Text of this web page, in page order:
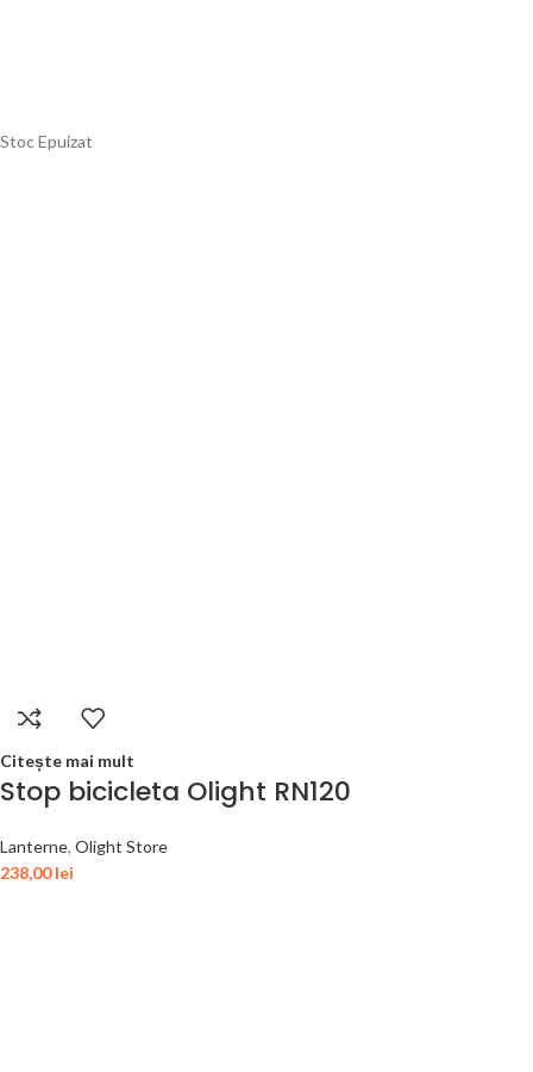
Stoc Epuizat
Citește mai mult
Stop bicicleta Olight RN120
Lanterne, Olight Store
238,00lei